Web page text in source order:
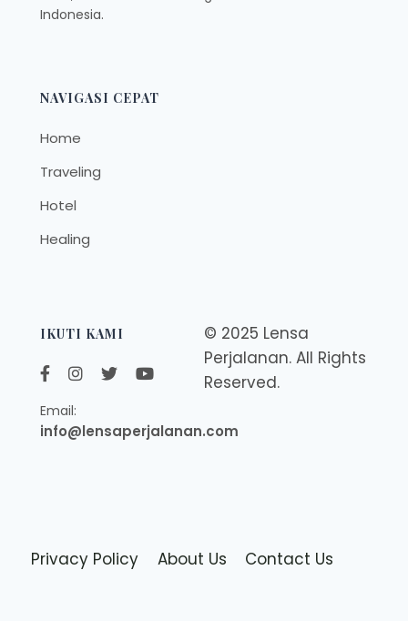
Indonesia.
NAVIGASI CEPAT
Home
Traveling
Hotel
Healing
IKUTI KAMI
Email:
info@lensaperjalanan.com
© 2025 Lensa
Perjalanan. All Rights
Reserved.
Privacy Policy About Us Contact Us